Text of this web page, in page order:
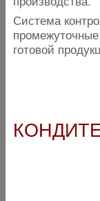
Система
готовой